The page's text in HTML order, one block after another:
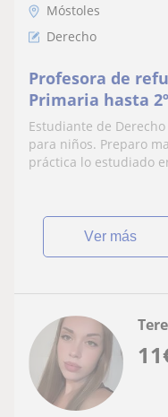
Móstoles
Derecho
Profesora de
Primaria hasta 2º
Estudiante de
para niños. Preparo
práctica lo estudiado
ver más
11